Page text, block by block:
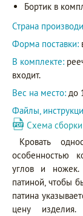
Бортик в
Страна
Форма поставки:
В комплекте:
входит.
Вес на место: до
Файлы,
Схема
Кровать
особенностью
углов и
патиной, чтобы
патина
цену